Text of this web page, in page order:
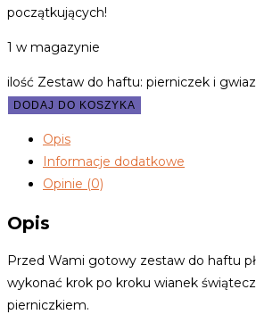
początkujących!
1 w magazynie
ilość Zestaw do haftu: pierniczek i
DODAJ DO KOSZYKA
Opis
Informacje dodatkowe
Opinie (0)
Opis
Przed Wami gotowy zestaw do haftu
wykonać krok po kroku wianek
pierniczkiem.